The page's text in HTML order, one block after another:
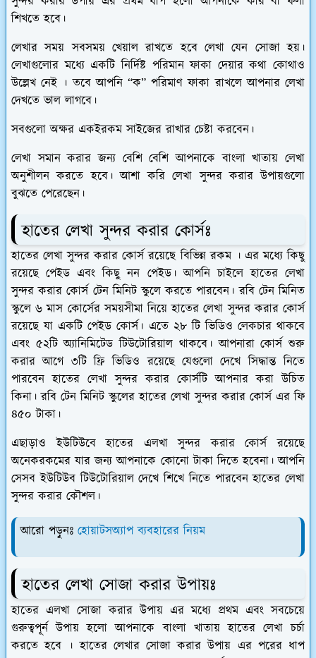
শিখতে হবে।
লেখার সময় সবসময় খেয়াল রাখতে হবে লেখা যেন সোজা হয়।
লেখাগুলোর মধ্যে একটি নির্দিষ্ট পরিমান ফাকা দেয়ার কথা কোথাও
উল্লেখ নেই । তবে আপনি “ক” পরিমাণ ফাকা রাখলে আপনার লেখা
দেখতে ভাল লাগবে।
সবগুলো অক্ষর একইরকম সাইজের রাখার চেষ্টা করবেন।
লেখা সমান করার জন্য বেশি বেশি আপনাকে বাংলা খাতায় লেখা
অনুশীলন করতে হবে। আশা করি লেখা সুন্দর করার উপায়গুলো
বুঝতে পেরেছেন।
হাতের লেখা সুন্দর করার কোর্সঃ
হাতের লেখা সুন্দর করার কোর্স রয়েছে বিভিন্ন রকম । এর মধ্যে কিছু
রয়েছে পেইড এবং কিছু নন পেইড। আপনি চাইলে হাতের লেখা
সুন্দর করার কোর্স টেন মিনিট স্কুলে করতে পারবেন। রবি টেন মিনিত
স্কুলে ৬ মাস কোর্সের সময়সীমা নিয়ে হাতের লেখা সুন্দর করার কোর্স
রয়েছে যা একটি পেইড কোর্স। এতে ২৮ টি ভিডিও লেকচার থাকবে
এবং ৫২টি অ্যানিমিটেড টিউটোরিয়াল থাকবে। আপনারা কোর্স শুরু
করার আগে ৩টি ফ্রি ভিডিও রয়েছে যেগুলো দেখে সিদ্ধান্ত নিতে
পারবেন হাতের লেখা সুন্দর করার কোর্সটি আপনার করা উচিত
কিনা। রবি টেন মিনিট স্কুলের হাতের লেখা সুন্দর করার কোর্স এর ফি
৪৫০ টাকা।
এছাড়াও ইউটিউবে হাতের এলখা সুন্দর করার কোর্স রয়েছে
অনেকরকমের যার জন্য আপনাকে কোনো টাকা দিতে হবেনা। আপনি
সেসব ইউটিউব টিউটোরিয়াল দেখে শিখে নিতে পারবেন হাতের লেখা
সুন্দর করার কৌশল।
আরো পড়ুনঃ হোয়াটসঅ্যাপ ব্যবহারের নিয়ম
হাতের লেখা সোজা করার উপায়ঃ
হাতের এলখা সোজা করার উপায় এর মধ্যে প্রথম এবং সবচেয়ে
গুরুত্বপূর্ন উপায় হলো আপনাকে বাংলা খাতায় হাতের লেখা চর্চা
করতে হবে । হাতের লেখার সোজা করার উপায় এর পরের ধাপ